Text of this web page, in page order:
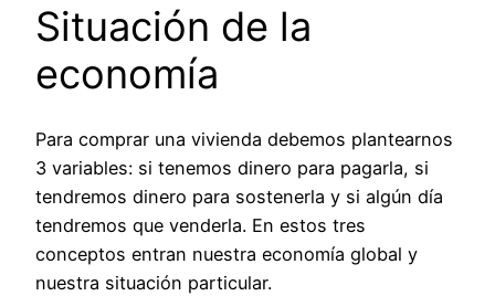
Situación de la
economía
Para comprar una vivienda debemos plantearnos
3 variables: si tenemos dinero para pagarla, si
tendremos dinero para sostenerla y si algún día
tendremos que venderla. En estos tres
conceptos entran nuestra economía global y
nuestra situación particular.